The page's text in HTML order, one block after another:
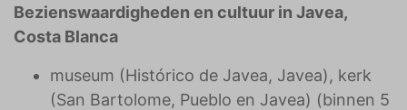
Bezienswaardigheden en cultuur in Javea,
Costa Blanca
museum (Histórico de Javea, Javea), kerk
(San Bartolome, Pueblo en Javea) (binnen 5